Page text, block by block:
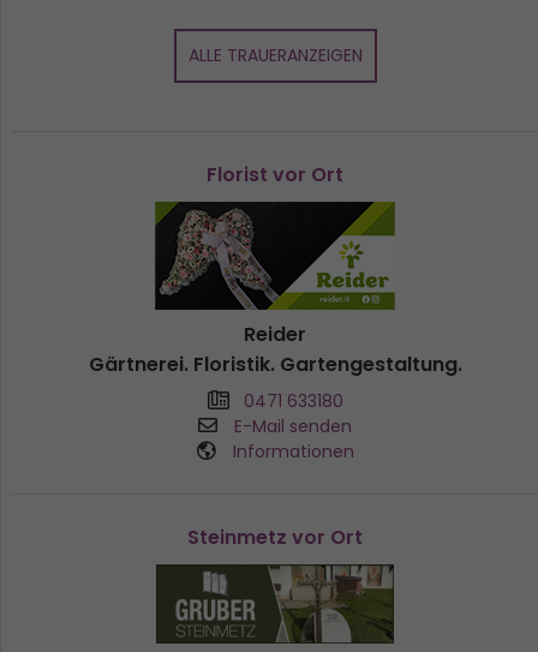
ALLE TRAUERANZEIGEN
Florist vor Ort
Reider
Gärtnerei. Floristik. Gartengestaltung.
0471 633180
E-Mail senden
Informationen
Steinmetz vor Ort